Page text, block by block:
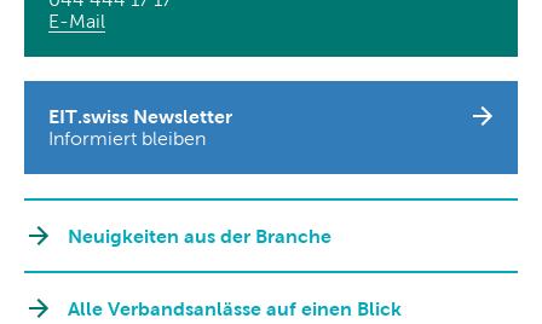
E-Mail
EIT.swiss Newsletter
Informiert bleiben
Neuigkeiten aus der Branche
Alle Verbandsanlässe auf einen Blick